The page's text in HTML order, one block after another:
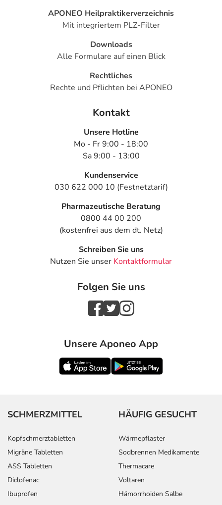
APONEO Heilpraktikerverzeichnis
Mit integriertem PLZ-Filter
Downloads
Alle Formulare auf einen Blick
Rechtliches
Rechte und Pflichten bei APONEO
Kontakt
Unsere Hotline
Mo - Fr 9:00 - 18:00
Sa 9:00 - 13:00
Kundenservice
030 622 000 10 (Festnetztarif)
Pharmazeutische Beratung
0800 44 00 200
(kostenfrei aus dem dt. Netz)
Schreiben Sie uns
Nutzen Sie unser Kontaktformular
Folgen Sie uns
Unsere Aponeo App
SCHMERZMITTEL
Kopfschmerztabletten
Migräne Tabletten
ASS Tabletten
Diclofenac
Ibuprofen
HÄUFIG GESUCHT
Wärmepflaster
Sodbrennen Medikamente
Thermacare
Voltaren
Hämorrhoiden Salbe